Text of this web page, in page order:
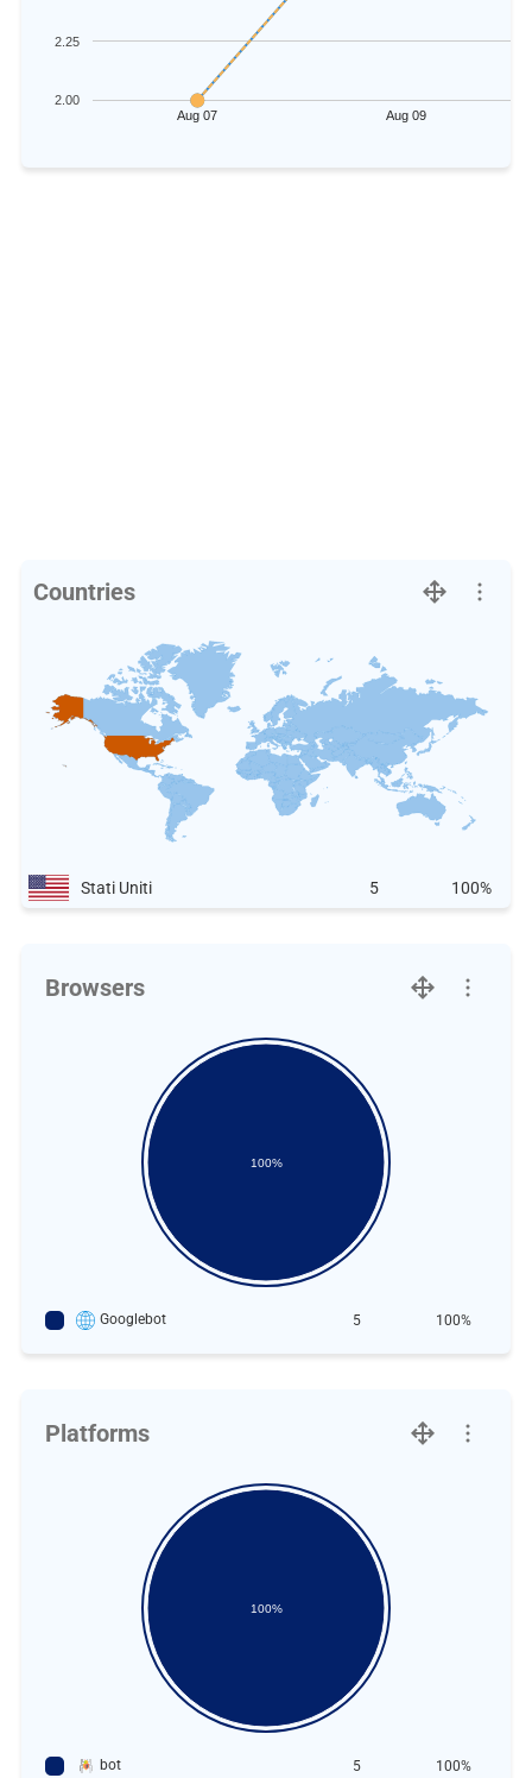
Aug 07 Aug 09
2.00
2.25
Countries
Stati Uniti 5 100%
Browsers
100%
Googlebot 5 100%
Platforms
100%
bot 5 100%